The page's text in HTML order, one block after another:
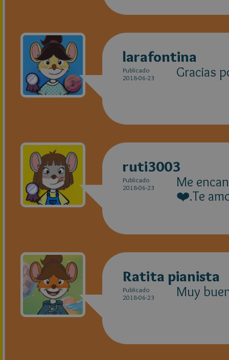
larafontina
Publicado
2018-06-23
Gracias
ruti3003
Publicado
2018-06-23
Me
❤️.Te
Ratita pianista
Publicado
2018-06-23
Muy